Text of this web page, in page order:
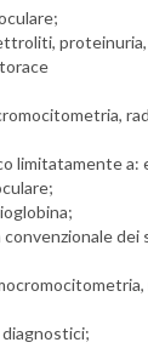
proteinuria,
limitatamente
dei